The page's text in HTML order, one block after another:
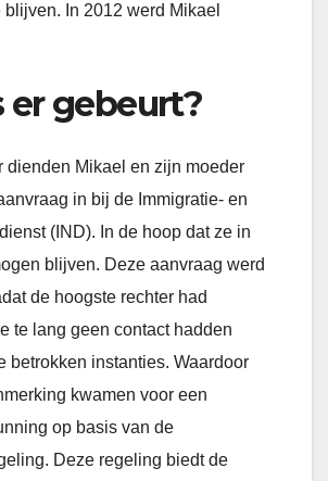
blijven. In 2012 werd Mikael
er gebeurt?
dienden Mikael en zijn moeder
in bij de Immigratie- en
(IND). In de hoop dat ze in
blijven. Deze aanvraag werd
de hoogste rechter had
te lang geen contact hadden
betrokken instanties. Waardoor
kwamen voor een
op basis van de
Deze regeling biedt de